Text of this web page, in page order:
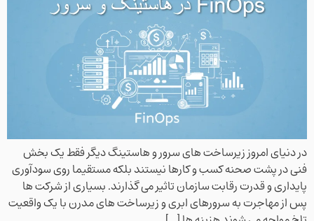
در دنیای امروز زیرساخت های سرور و هاستینگ دیگر فقط یک بخش
فنی در پشت صحنه کسب و کارها نیستند بلکه مستقیما روی سودآوری
پایداری و قدرت رقابت سازمان تاثیر می گذارند. بسیاری از شرکت ها
پس از مهاجرت به سرورهای ابری و زیرساخت های مدرن با یک واقعیت